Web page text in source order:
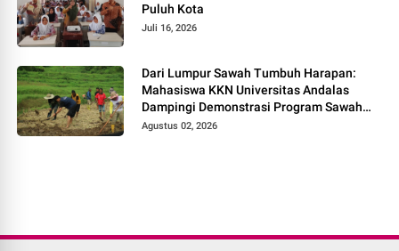
Puluh Kota
Juli 16, 2026
Dari Lumpur Sawah Tumbuh Harapan:
Mahasiswa KKN Universitas Andalas
Dampingi Demonstrasi Program Sawah
Pokok Murah di Jorong Bayua
Agustus 02, 2026